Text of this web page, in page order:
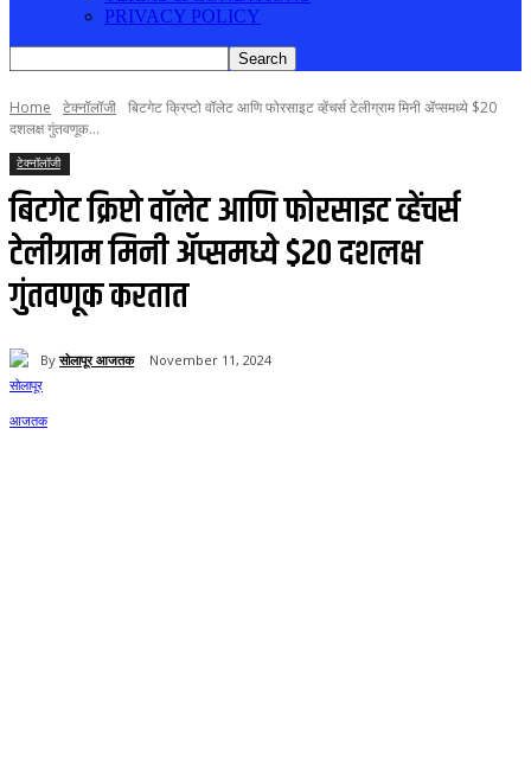
PRIVACY POLICY
Home टेक्नॉलॉजी बिटगेट क्रिप्टो वॉलेट आणि फोरसाइट व्हेंचर्स टेलीग्राम मिनी ॲप्समध्ये $20
दशलक्ष गुंतवणूक...
टेक्नॉलॉजी
बिटगेट क्रिप्टो वॉलेट आणि फोरसाइट व्हेंचर्स
टेलीग्राम मिनी ॲप्समध्ये $20 दशलक्ष
गुंतवणूक करतात
By सोलापूर आजतक November 11, 2024